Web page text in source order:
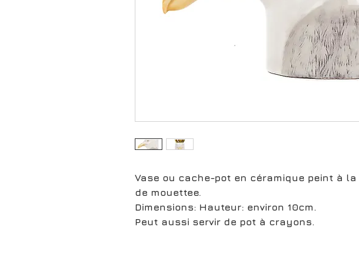
Vase ou cache-pot en céramique peint à
de mouettee.
Dimensions: Hauteur: environ 10cm.
Peut aussi servir de pot à crayons.